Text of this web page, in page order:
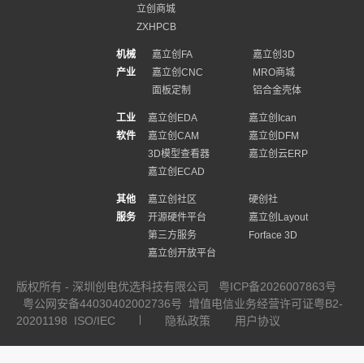
立创商城
ZXHPCB
机械
产业
嘉立创FA
嘉立创3D
嘉立创CNC
MRO商城
面板定制
铝合金壳体
工业
软件
嘉立创EDA
嘉立创Ican
嘉立创CAM
嘉立创DFM
3D模型查看器
嘉立创云ERP
嘉立创ECAD
其他
服务
嘉立创社区
硬创社
开源硬件平台
嘉立创Layout
第三方服务
Forface 3D
嘉立创开放平台
版权所有 - 深圳创电优选科技有限公司
粤ICP备2026007863号
粤公网安备44030402002736号
增值电信业务经营许可证粤B2-
20201198
ISO/IEC 隐私政策 用户协议